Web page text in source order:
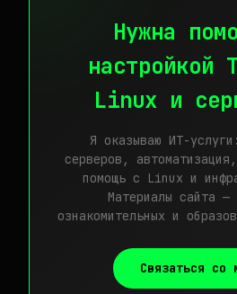
Нужна
настройкой
Linux и
Я оказываю ИТ-
серверов,
помощь с Linux и
Материалы сайта —
ознакомительных и
Связаться со